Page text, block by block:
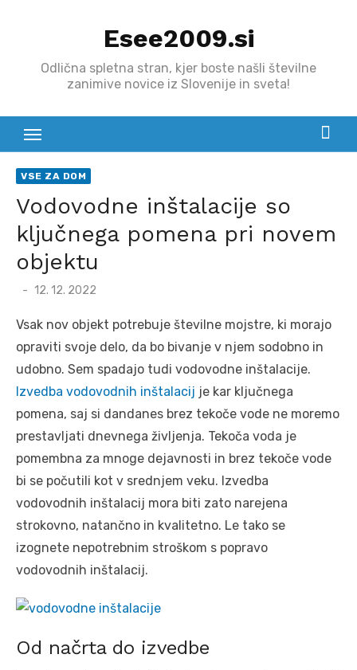
Esee2009.si
Odlična spletna stran, kjer boste našli številne
zanimive novice iz Slovenije in sveta!
VSE ZA DOM
Vodovodne inštalacije so
ključnega pomena pri novem
objektu
Posted
12. 12. 2022
Vsak nov objekt potrebuje številne mojstre, ki morajo
opraviti svoje delo, da bo bivanje v njem sodobno in
udobno. Sem spadajo tudi vodovodne inštalacije.
Izvedba vodovodnih inštalacij je kar ključnega
pomena, saj si dandanes brez tekoče vode ne moremo
prestavljati dnevnega življenja. Tekoča voda je
pomembna za mnoge dejavnosti in brez tekoče vode
bi se počutili kot v srednjem veku. Izvedba
vodovodnih inštalacij mora biti zato narejena
strokovno, natančno in kvalitetno. Le tako se
izognete nepotrebnim stroškom s popravo
vodovodnih inštalacij.
Od načrta do izvedbe